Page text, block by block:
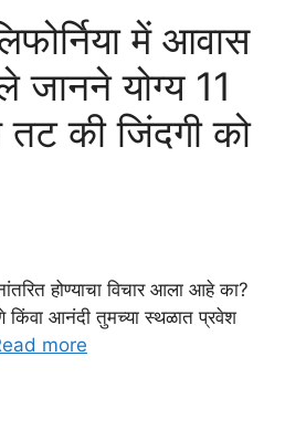
में आवास
योग्य 11
तट की जिंदगी को
होण्याचा विचार आला आहे का?
किंवा आनंदी तुमच्या स्थळात प्रवेश
more